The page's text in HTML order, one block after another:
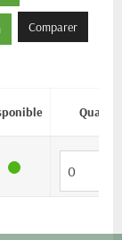
Comparer